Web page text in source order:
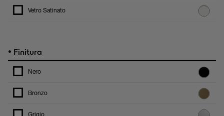
Vetro Satinato
• Finitura
Nero
Bronzo
Grigio